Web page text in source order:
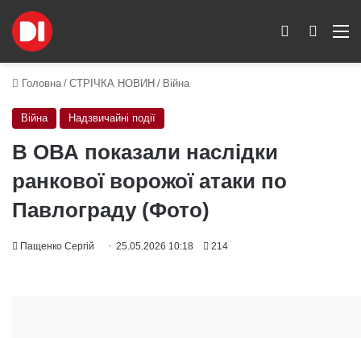
Пошук
Switch skin
Головна / СТРІЧКА НОВИН / Війна
Війна Надзвичайні події
В ОВА показали наслідки
ранкової ворожої атаки по
Павлограду (Фото)
Пащенко Сергій 25.05.2026 10:18 214